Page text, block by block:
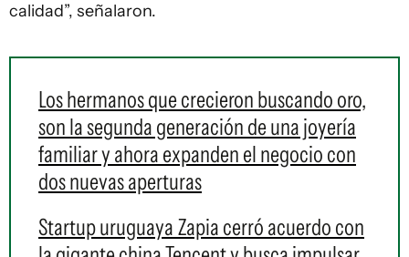
calidad”, señalaron.
Los hermanos que crecieron buscando oro,
son la segunda generación de una joyería
familiar y ahora expanden el negocio con
dos nuevas aperturas
Startup uruguaya Zapia cerró acuerdo con